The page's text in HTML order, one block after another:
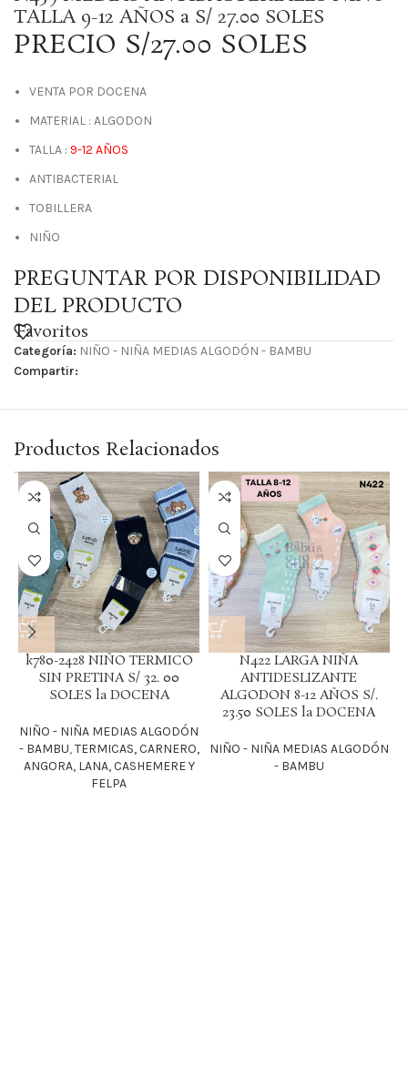
TALLA 9-12 AÑOS a S/ 27.00 SOLES
PRECIO S/27.00 SOLES
VENTA POR DOCENA
MATERIAL : ALGODON
TALLA : 9-12 AÑOS
ANTIBACTERIAL
TOBILLERA
NIÑO
PREGUNTAR POR DISPONIBILIDAD
DEL PRODUCTO
Favoritos
Categoría: NIÑO - NIÑA MEDIAS ALGODÓN - BAMBU
Compartir:
Productos Relacionados
k780-2428 NIÑO TERMICO
SIN PRETINA S/ 32. 00
SOLES la DOCENA
NIÑO - NIÑA MEDIAS ALGODÓN
- BAMBU,TERMICAS, CARNERO,
ANGORA, LANA, CASHEMERE Y
FELPA
N422 LARGA NIÑA
ANTIDESLIZANTE
ALGODON 8-12 AÑOS S/.
23.50 SOLES la DOCENA
NIÑO - NIÑA MEDIAS ALGODÓN
- BAMBU